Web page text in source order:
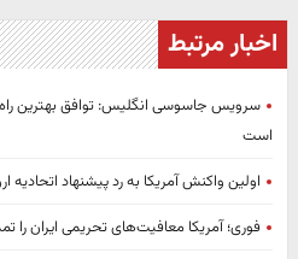
اخبار مرتبط
سرویس جاسوسی انگلیس: توافق بهترین راه
است
اولین واکنش آمریکا به رد پیشنهاد اتحادیه
فوری؛ آمریکا معافیت‌های تحریمی ایران را